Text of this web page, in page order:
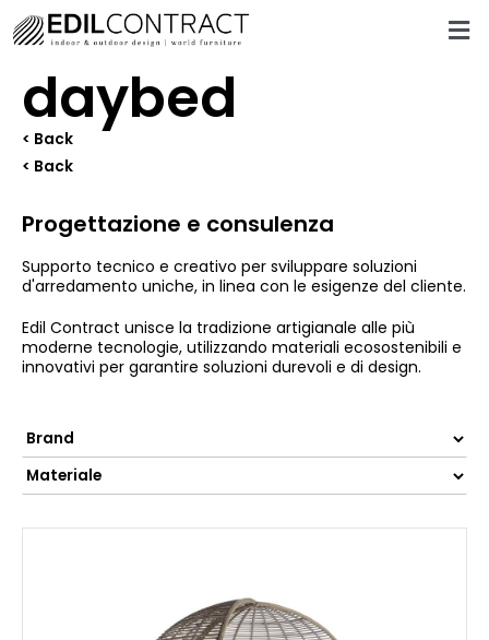
daybed
< Back
< Back
Progettazione e consulenza
Supporto tecnico e creativo per sviluppare soluzioni
d'arredamento uniche, in linea con le esigenze del cliente.
Edil Contract unisce la tradizione artigianale alle più
moderne tecnologie, utilizzando materiali ecosostenibili e
innovativi per garantire soluzioni durevoli e di design.